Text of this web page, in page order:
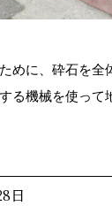
めに、砕石を全
る機械を使って
日